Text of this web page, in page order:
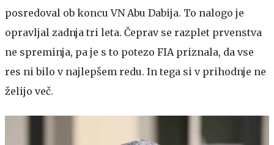
posredoval ob koncu VN Abu Dabija. To nalogo je
opravljal zadnja tri leta. Čeprav se razplet prvenstva
ne spreminja, pa je s to potezo FIA priznala, da vse
res ni bilo v najlepšem redu. In tega si v prihodnje ne
želijo več.